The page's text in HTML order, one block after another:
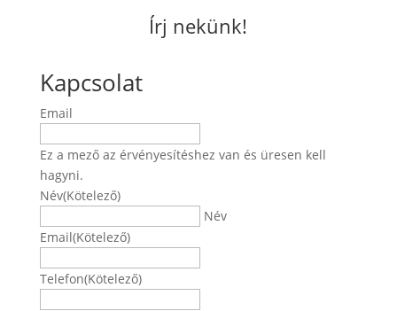
Írj nekünk!
Kapcsolat
Email
Ez a mező az érvényesítéshez van és üresen kell
hagyni.
Név(Kötelező)
Név
Email(Kötelező)
Telefon(Kötelező)